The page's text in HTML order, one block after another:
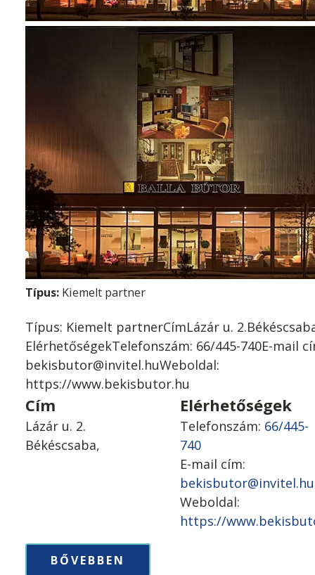
Típus: Kiemelt partner
Típus: Kiemelt partnerCímLázár u.
ElérhetőségekTelefonszám: 66/445-740E-mail
bekisbutor@invitel.huWeboldal:
https://www.bekisbutor.hu
Cím
Lázár u. 2.
Békéscsaba,
Elérhetőségek
Telefonszám: 66/445-
740
E-mail cím:
bekisbutor@invitel.hu
Weboldal:
https://
BŐVEBBEN